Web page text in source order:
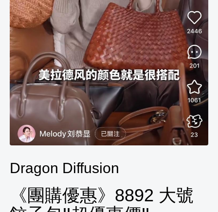
Dragon Diffusion
《團購優惠》8892 大號